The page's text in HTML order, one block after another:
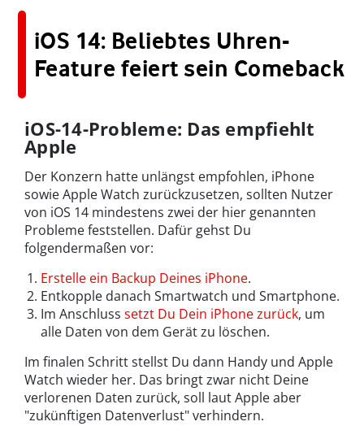
iOS 14: Beliebtes Uhren-
Feature feiert sein Comeback
iOS-14-Probleme: Das empfiehlt
Apple
Der Konzern hatte unlängst empfohlen, iPhone
sowie Apple Watch zurückzusetzen, sollten Nutzer
von iOS 14 mindestens zwei der hier genannten
Probleme feststellen. Dafür gehst Du
folgendermaßen vor:
Erstelle ein Backup Deines iPhone.
Entkopple danach Smartwatch und Smartphone.
Im Anschluss setzt Du Dein iPhone zurück, um
alle Daten von dem Gerät zu löschen.
Im finalen Schritt stellst Du dann Handy und Apple
Watch wieder her. Das bringt zwar nicht Deine
verlorenen Daten zurück, soll laut Apple aber
"zukünftigen Datenverlust" verhindern.